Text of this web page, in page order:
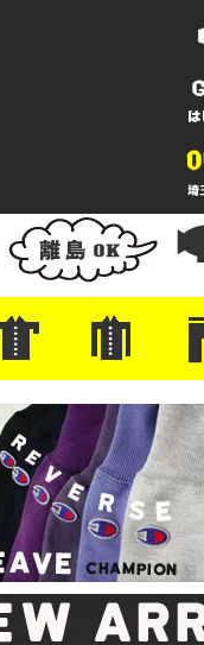
ーシャツ
シャツ
ハ/サーフ/ボーリング
・ラルフ/ブランド
・無地/チェック/ストラ
・ワーク/ミリタリー/ウ
・ネル/ウール ・ショ
・アウ
・ジー
・
・ミリ
・コー
・コッ
・オー
・ジャ
ン